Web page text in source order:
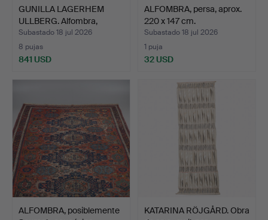
GUNILLA LAGERHEM
ULLBERG. Alfombra,
"Moss"…
Subastado 18 jul 2026
8 pujas
841 USD
ALFOMBRA, persa, aprox.
220 x 147 cm.
Subastado 18 jul 2026
1 puja
32 USD
ALFOMBRA, posiblemente
KATARINA RÖJGÅRD. Obra